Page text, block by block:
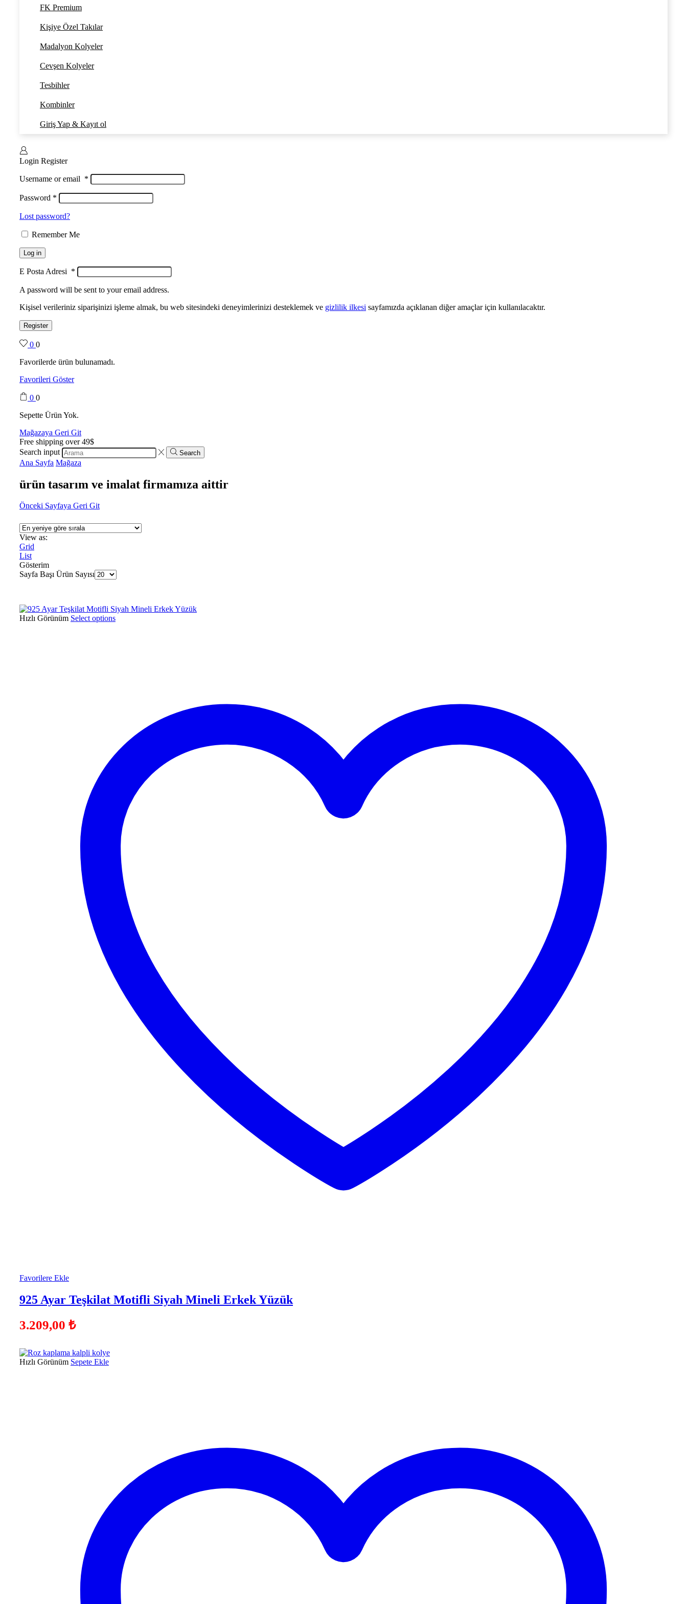
FK Premium
Kişiye Özel Takılar
Madalyon Kolyeler
Cevşen Kolyeler
Tesbihler
Kombinler
Giriş Yap & Kayıt ol
Login Register
Username or email *
Password *
Lost password?
Remember Me
Log in
E Posta Adresi *
A password will be sent to your email address.
Kişisel verileriniz siparişinizi işleme almak, bu web sitesindeki deneyimlerinizi desteklemek ve gizlilik ilkesi sayfamızda açıklanan diğer amaçlar için kullanılacaktır.
Register
0 0
Favorilerde ürün bulunamadı.
Favorileri Göster
0 0
Sepette Ürün Yok.
Mağazaya Geri Git
Free shipping over 49$
Search input
Search
Ana Sayfa Mağaza
ürün tasarım ve imalat firmamıza aittir
Önceki Sayfaya Geri Git
View as:
Grid
List
Gösterim
Sayfa Başı Ürün Sayısı
Hızlı Görünüm Select options
Favorilere Ekle
925 Ayar Teşkilat Motifli Siyah Mineli Erkek Yüzük
3.209,00 ₺
Hızlı Görünüm Sepete Ekle